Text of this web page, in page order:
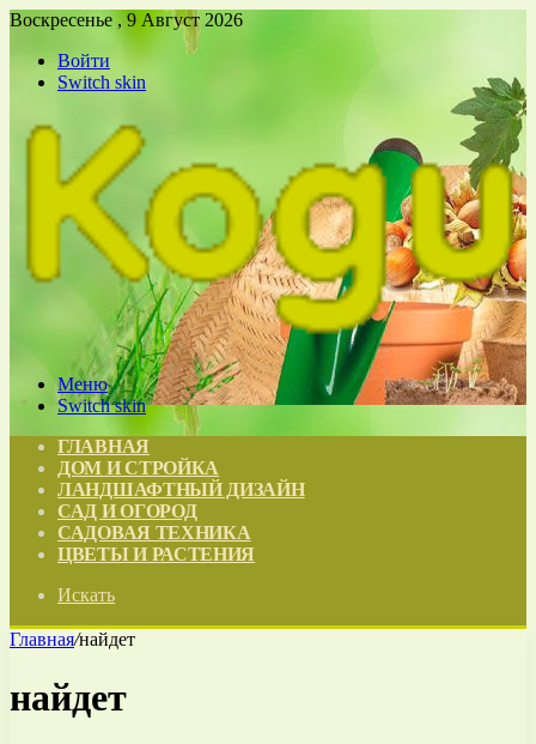
Воскресенье , 9 Август 2026
Войти
Switch skin
Меню
Switch skin
ГЛАВНАЯ
ДОМ И СТРОЙКА
ЛАНДШАФТНЫЙ ДИЗАЙН
САД И ОГОРОД
САДОВАЯ ТЕХНИКА
ЦВЕТЫ И РАСТЕНИЯ
Искать
Главная/найдет
найдет